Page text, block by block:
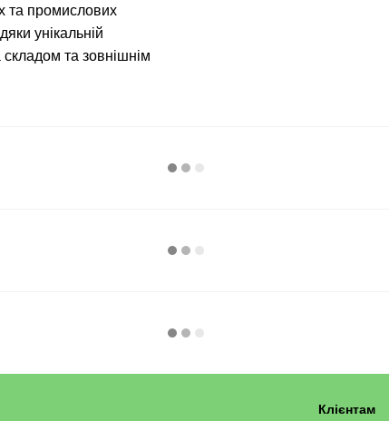
та промислових
унікальній
складом та зовнішнім
Клієнтам